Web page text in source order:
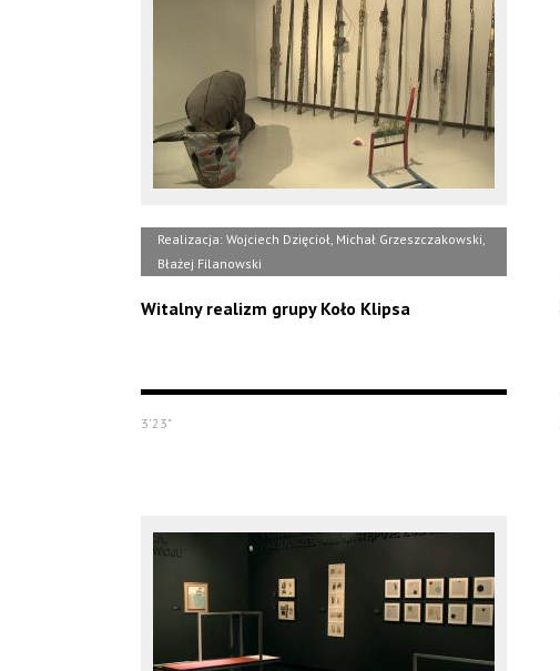
Realizacja: Wojciech Dzięcioł, Michał Grzeszczakowski,
Błażej Filanowski
Witalny realizm grupy Koło Klipsa
3'23"